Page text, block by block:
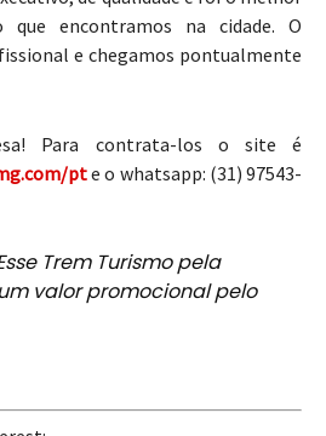
encontramos na cidade. O
e chegamos pontualmente
Para contrata-los o site é
pte o whatsapp: (31) 97543-
Trem Turismo pela
valor promocional pelo